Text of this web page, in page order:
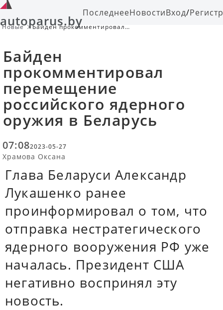
autoparus.byПоследнееНовостиВход/
Новые
Байден прокомментировал
Байден
прокомментировал
перемещение
российского ядерного
оружия в Беларусь
07:082023-05-27
Храмова Оксана
Глава Беларуси Александр
Лукашенко ранее
проинформировал о том, что
отправка нестратегического
ядерного вооружения РФ уже
началась. Президент США
негативно воспринял эту
новость.